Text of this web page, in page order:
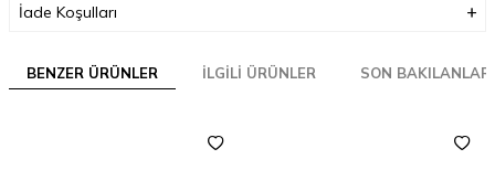
İade Koşulları
BENZER ÜRÜNLER İLGILI ÜRÜNLER SON BAKILANLAR